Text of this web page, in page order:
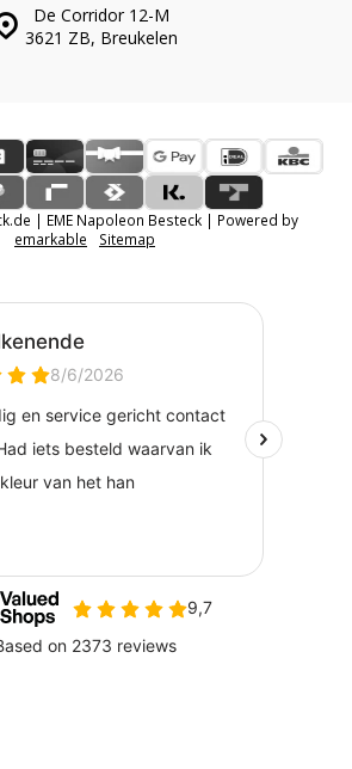
De Corridor 12-M
3621 ZB, Breukelen
| EME Napoleon Besteck | Powered by
emarkable
Sitemap